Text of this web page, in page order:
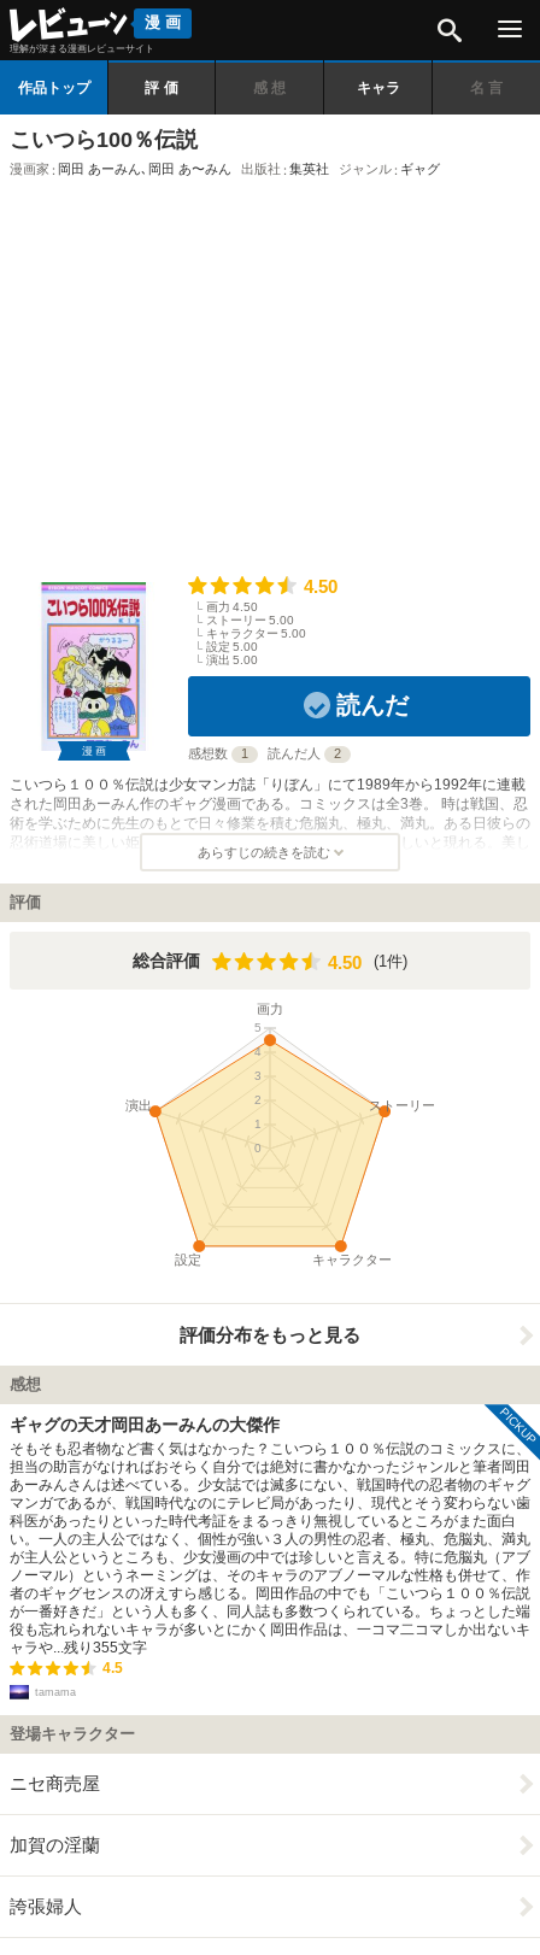
漫画
理解が深まる漫画レビューサイト
作品トップ 評価 感想 キャラ 名言
こいつら100％伝説
漫画家 岡田 あーみん､ 岡田 あ〜みん 出版社 集英社 ジャンル ギャグ
漫画
4.50
画力 4.50
ストーリー 5.00
キャラクター 5.00
設定 5.00
演出 5.00
読んだ
感想数 1 読んだ人 2
こいつら１００％伝説は少女マンガ誌「りぼん」にて1989年から1992年に連載
された岡田あーみん作のギャグ漫画である。コミックスは全3巻。 時は戦国、忍
術を学ぶために先生のもとで日々修業を積む危脳丸、極丸、満丸。ある日彼らの
忍術道場に美しい姫が刺客から命を狙われ身をかくまってほしいと現れる。美し
い姫に一目惚れした彼らはすぐさま快諾、しかし問題児である3人は毎回ドタバ
タを繰り広げ、先生の手にも負えないほど。そんな彼らの面白おかしい日常の物
語である。ストーリーが進むにつれてターミネーター、ねえや、男好きシスター
ズ、ニセ商売屋など個性的なキャラクターも頻繁に登場し、なかには敵やライバ
く。基本的にギャグ漫画ではあるが姫と3人（のちにターミネーター、貴佐光も
あらすじの続きを読む
評価
総合評価 4.50
4.50 (1件)
画力
ストーリー
キャラクター
設定
演出
0
1
2
3
4
5
評価分布をもっと見る
感想
ギャグの天才岡田あーみんの大傑作
そもそも忍者物など書く気はなかった？こいつら１００％伝説のコミックスに、
担当の助言がなければおそらく自分では絶対に書かなかったジャンルと筆者岡田
あーみんさんは述べている。少女誌では滅多にない、戦国時代の忍者物のギャグ
マンガであるが、戦国時代なのにテレビ局があったり、現代とそう変わらない歯
科医があったりといった時代考証をまるっきり無視しているところがまた面白
い。一人の主人公ではなく、個性が強い３人の男性の忍者、極丸、危脳丸、満丸
が主人公というところも、少女漫画の中では珍しいと言える。特に危脳丸（アブ
ノーマル）というネーミングは、そのキャラのアブノーマルな性格も併せて、作
者のギャグセンスの冴えすら感じる。岡田作品の中でも「こいつら１００％伝説
が一番好きだ」という人も多く、同人誌も多数つくられている。ちょっとした端
役も忘れられないキャラが多いとにかく岡田作品は、一コマ二コマしか出ないキ
ャラや...残り 355文字
4.5
tamama
PICKUP
登場キャラクター
ニセ商売屋
加賀の淫蘭
誇張婦人